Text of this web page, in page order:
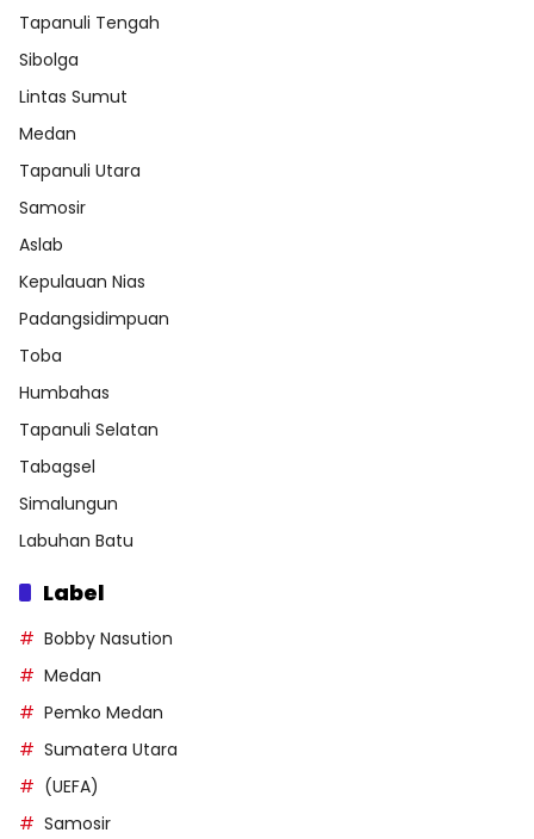
Tapanuli Tengah
Sibolga
Lintas Sumut
Medan
Tapanuli Utara
Samosir
Aslab
Kepulauan Nias
Padangsidimpuan
Toba
Humbahas
Tapanuli Selatan
Tabagsel
Simalungun
Labuhan Batu
Label
Bobby Nasution
Medan
Pemko Medan
Sumatera Utara
(UEFA)
Samosir